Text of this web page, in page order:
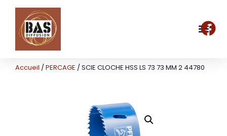
Accueil /PERCAGE / SCIE CLOCHE HSS LS 73 73 MM 2 44780